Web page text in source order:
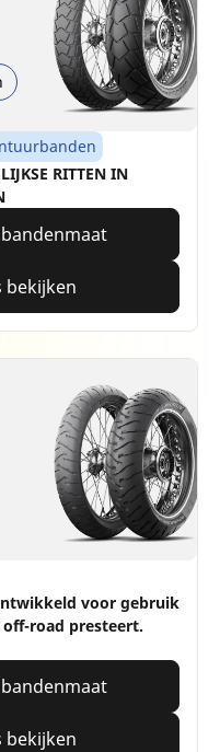
RITTEN IN
bekijken
voor gebruik
road presteert.
bekijken